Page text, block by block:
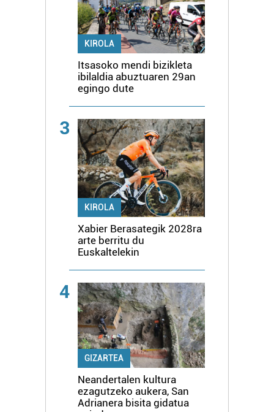
KIROLA
Itsasoko mendi bizikleta
ibilaldia abuztuaren 29an
egingo dute
3
KIROLA
Xabier Berasategik 2028ra
arte berritu du
Euskaltelekin
4
GIZARTEA
Neandertalen kultura
ezagutzeko aukera, San
Adrianera bisita gidatua